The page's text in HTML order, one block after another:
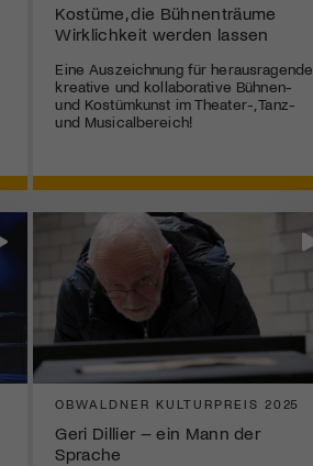
Kostüme, die Bühnenträume
Wirklichkeit werden lassen
Eine Auszeichnung für herausragende
kreative und kollaborative Bühnen-
und Kostümkunst im Theater-, Tanz-
und Musicalbereich!
OBWALDNER KULTURPREIS 2025
Geri Dillier – ein Mann der
Sprache